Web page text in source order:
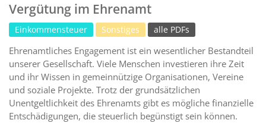
Vergütung im Ehrenamt
Einkommensteuer Sonstiges alle PDFs
Ehrenamtliches Engagement ist ein wesentlicher Bestandteil
unserer Gesellschaft. Viele Menschen investieren ihre Zeit
und ihr Wissen in gemeinnützige Organisationen, Vereine
und soziale Projekte. Trotz der grundsätzlichen
Unentgeltlichkeit des Ehrenamts gibt es mögliche finanzielle
Entschädigungen, die steuerlich begünstigt sein können.